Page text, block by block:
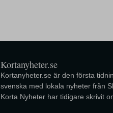
Kortanyheter.se
Kortanyheter.se är den första
svenska med lokala nyheter från
Korta Nyheter har tidigare skrivit